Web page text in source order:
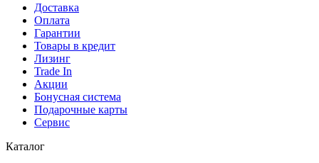
Доставка
Оплата
Гарантии
Товары в кредит
Лизинг
Trade In
Акции
Бонусная система
Подарочные карты
Сервис
Каталог